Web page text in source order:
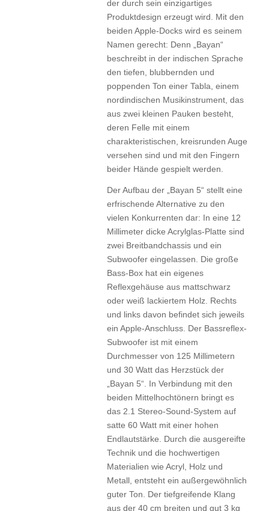
der durch sein einzigartiges
Produktdesign erzeugt wird. Mit den
beiden Apple-Docks wird es seinem
Namen gerecht: Denn „Bayan“
beschreibt in der indischen Sprache
den tiefen, blubbernden und
poppenden Ton einer Tabla, einem
nordindischen Musikinstrument, das
aus zwei kleinen Pauken besteht,
deren Felle mit einem
charakteristischen, kreisrunden Auge
versehen sind und mit den Fingern
beider Hände gespielt werden.
Der Aufbau der „Bayan 5“ stellt eine
erfrischende Alternative zu den
vielen Konkurrenten dar: In eine 12
Millimeter dicke Acrylglas-Platte sind
zwei Breitbandchassis und ein
Subwoofer eingelassen. Die große
Bass-Box hat ein eigenes
Reflexgehäuse aus mattschwarz
oder weiß lackiertem Holz. Rechts
und links davon befindet sich jeweils
ein Apple-Anschluss. Der Bassreflex-
Subwoofer ist mit einem
Durchmesser von 125 Millimetern
und 30 Watt das Herzstück der
„Bayan 5“. In Verbindung mit den
beiden Mittelhochtönern bringt es
das 2.1 Stereo-Sound-System auf
satte 60 Watt mit einer hohen
Endlautstärke. Durch die ausgereifte
Technik und die hochwertigen
Materialien wie Acryl, Holz und
Metall, entsteht ein außergewöhnlich
guter Ton. Der tiefgreifende Klang
aus der 40 cm breiten und gut 3 kg